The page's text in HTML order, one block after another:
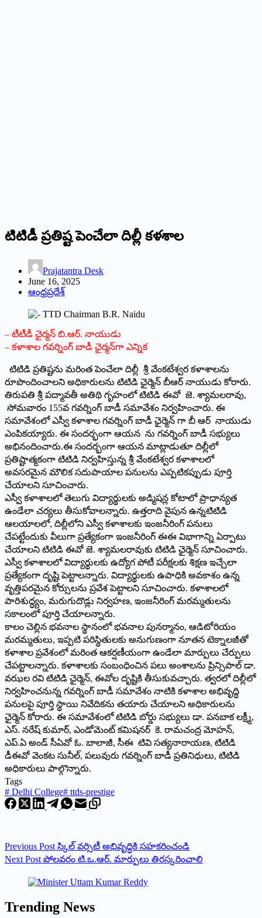
టిటిడీ ప్ర‌తిష్ట పెంచేలా దిల్లీ క‌ళ‌శాల‌
Prajatantra Desk
June 16, 2025
ఆంధ్రప్రదేశ్
– టీటీడీ ఛైర్మ‌న్ బి.ఆర్‌. నాయుడు
– క‌ళాశాల గ‌వ‌ర్నింగ్ బాడీ ఛైర్మ‌న్‌గా ఎన్నిక‌
టిటిడి ప్రతిష్టను మరింత పెంచేలా దిల్లీ శ్రీ వేంకటేశ్వర కళాశాలను
రూపొందించాలని అధికారులను టిటిడి ఛైర్మెన్ బీఆర్ నాయుడు కోరారు.
తిరుపతి శ్రీ పద్మావతీ అతిథి గృహంలో టిటిడి ఈవో జె. శ్యామలరావు,
సోమవారం 155వ గవర్నింగ్ బాడీ సమావేశం నిర్వహించారు. ఈ
సమావేశంలో ఎస్వీ కళాశాల గవర్నింగ్ బాడీ ఛైర్మెన్ గా బీ ఆర్ నాయుడు
ఎంపికయ్యారు. ఈ సందర్భంగా ఆయ‌న ను గవర్నింగ్ బాడీ సభ్యులు
అభినందించారు.ఈ సంద‌ర్భంగా ఆయ‌న మాట్లాడుతూ దిల్లీలో
ప్రతిష్టాత్మకంగా టిటిడి నిర్వహిస్తున్న శ్రీ వేంకటేశ్వర కళాశాలలో
అవసరమైన మౌలిక సదుపాయాల పనులను ఎప్పటికప్పుడు పూర్తి
చేయాలని సూచించారు.
ఎస్వీ కళాశాలలో తెలుగు విద్యార్థులకు అడ్మిషన్ల కోటాలో ప్రాధాన్యత
ఉండేలా చర్యలు తీసుకోవాలన్నారు. ఉత్తరాది వైపున ఉన్నటిటిడి
ఆలయాలలో, దిల్లీలోని ఎస్వీ కళాశాలకు ఇంజనీరింగ్ పనులు
చేపట్టేందుకు వీలుగా ప్రత్యేకంగా ఇంజనీరింగ్ ఈఈ విభాగాన్ని ఏర్పాటు
చేయాలని టిటిడి ఈవో జె. శ్యామలరావుకు టిటిడి ఛైర్మెన్ సూచించారు.
ఎస్వీ కళాశాలలో విద్యార్థులకు ఉద్యోగ పోటీ పరీక్షలకు శిక్షణ ఇచ్చేలా
ప్రత్యేకంగా దృష్టి పెట్టాలన్నారు. విద్యార్థులకు ఉపాధికి అవకాశం ఉన్న
వృత్తిపరమైన కోర్సులను ప్రవేశ పెట్టాలని సూచించారు. కళాశాలలో
పారిశుద్ధ్యం, మరుగుదొడ్లు నిర్వహణ, ఇంజనీరింగ్ మరమ్మతులను
సకాలంలో పూర్తి చేయాలన్నారు.
కాలం చెల్లిన భవనాల స్థానంలో భవనాల పునర్మానం, ఆడిటోరియం
మరమ్మతులు, ఇప్పటి పరిస్థితులకు అనుగుణంగా నూతన టెక్నాలజీతో
కళాశాల ప్రవేశంలో మరింత ఆకర్షణీయంగా ఉండేలా మార్పులు చేర్పులు
చేపట్టాలన్నారు. కళాశాలకు సంబంధించిన పలు అంశాలను ప్రిన్సిపాల్ డా.
వఝల రవి టిటిడి ఛైర్మెన్, ఈవోల దృష్టికి తీసుకువచ్చారు. త్వరలో దిల్లీలో
నిర్వహించనున్న గవర్నింగ్ బాడీ సమావేశం నాటికి కళాశాల అభివృద్ధి
పనులపై పూర్తి స్థాయి నివేదికను తయారు చేయాలని అధికారులను
ఛైర్మెన్ కోరారు. ఈ సమావేశంలో టిటిడి బోర్డు సభ్యులు డా. పనబాక లక్ష్మీ,
ఎస్. నరేష్ కుమార్, ఎండోమెంట్ కమిషనర్ కె. రామచంద్ర మోహన్,
ఎప్.ఏ అండ్ సీఏవో ఓ. బాలాజీ, సీఈ టివి సత్యనారాయణ, టిటిడి
డీఈవో వెంకట సునీల్, పలువురు గవర్నింగ్ బాడీ ప్రతినిధులు, టిటిడి
అధికారులు పాల్గొన్నారు.
Tags
# Delhi College# ttds-prestige
Previous Post స్కిల్‌ వర్సిటీ అభివృద్ధికి సహకరించండి
Next Post పోలవ‌రం టి.ఒ.ఆర్‌. మార్పులు తిర‌స్క‌రించాలి
Trending News